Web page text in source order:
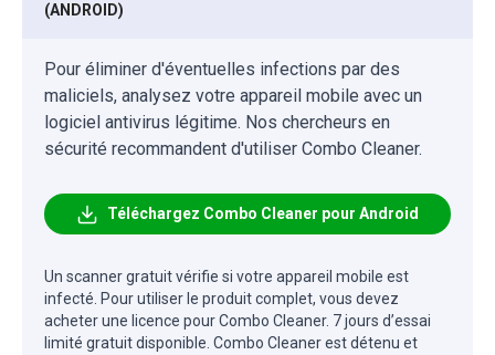
(ANDROID)
Pour éliminer d'éventuelles infections par des
maliciels, analysez votre appareil mobile avec un
logiciel antivirus légitime. Nos chercheurs en
sécurité recommandent d'utiliser Combo Cleaner.
Téléchargez Combo Cleaner pour Android
Un scanner gratuit vérifie si votre appareil mobile est
infecté. Pour utiliser le produit complet, vous devez
acheter une licence pour Combo Cleaner. 7 jours d’essai
limité gratuit disponible. Combo Cleaner est détenu et